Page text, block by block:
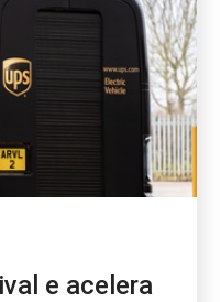
e acelera